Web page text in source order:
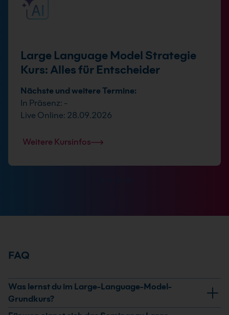
Large Language Model Strategie
Kurs: Alles für Entscheider
Nächste und weitere Termine:
In Präsenz: -
Live Online: 28.09.2026
Weitere Kursinfos
FAQ
Was lernst du im Large-Language-Model-
Grundkurs?